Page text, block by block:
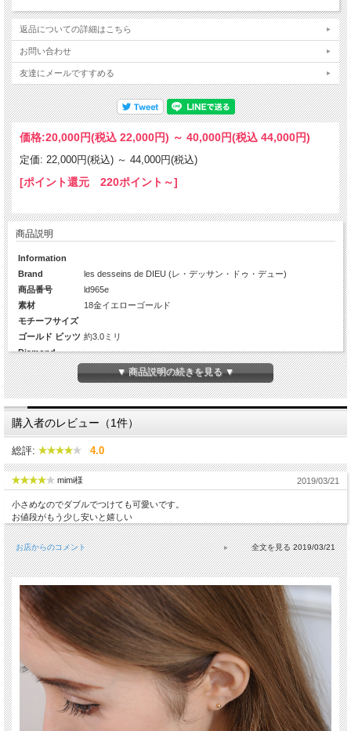
返品についての詳細はこちら
お問い合わせ
友達にメールですすめる
価格:20,000円(税込 22,000円) ～ 40,000円(税込 44,000円)
定価: 22,000円(税込) ～ 44,000円(税込)
[ポイント還元 220ポイント～]
商品説明
Information
Brand
les desseins de DIEU (レ・デッサン・ドゥ・デュー)
商品番号
ld965e
素材
18金イエローゴールド
モチーフサイズ
ゴールド ビッツ 約3.0ミリ
Diamond
-
カラット数
キャッチのサイ
ズ
高さ：約3.37ミリ(耳にあたる面の部分)、幅：約3.37ミリ(耳にあ
たる面の部分)
キャッチの許容
範囲
線径0.65ミリポスト専用
ピアスポスト
線経：約0.65ミリ、長さ：約9.0ミリ
チェーンの長さ
生産国
日本
▼ 商品説明の続きを見る ▼
購入者のレビュー（1件）
総評: 4.0
mimi様 2019/03/21
小さめなのでダブルでつけても可愛いです。
お値段がもう少し安いと嬉しい
お店からのコメント 2019/03/21